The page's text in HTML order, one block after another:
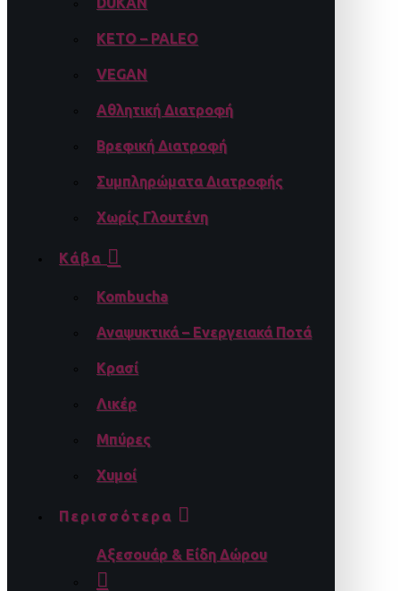
KETO – PALEO
VEGAN
Αθλητική Διατροφή
Βρεφική Διατροφή
Συμπληρώματα Διατροφής
Χωρίς Γλουτένη
Κάβα
Kombucha
Αναψυκτικά – Ενεργειακά Ποτά
Κρασί
Λικέρ
Μπύρες
Χυμοί
Περισσότερα
Αξεσουάρ & Είδη Δώρου